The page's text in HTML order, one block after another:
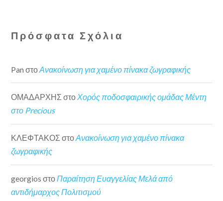
Πρόσφατα Σχόλια
Pan στοΑνακοίνωση για χαμένο πίνακα ζωγραφικής
ΟΜΑΔΑΡΧΗΣ στοΧορός ποδοσφαιρικής ομάδας Μέντη
στο Precious
ΚΛΕΦΤΑΚΟΣ στοΑνακοίνωση για χαμένο πίνακα
ζωγραφικής
georgios στοΠαραίτηση Ευαγγελίας Μελά από
αντιδήμαρχος Πολιτισμού